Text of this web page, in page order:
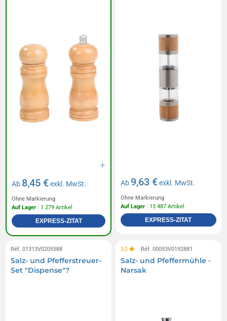
Ab 8,45 €exkl. MwSt.
Ohne Markierung
Auf Lager : 1 279 Artikel
EXPRESS-ZITAT
Ab 9,63 €exkl. MwSt.
Ohne Markierung
Auf Lager : 13 487 Artikel
EXPRESS-ZITAT
Réf. 01313V0205588
Salz- und Pfefferstreuer-
Set "Dispense"?
3,0 Réf. 00053V0192881
Salz- und Pfeffermühle -
Narsak